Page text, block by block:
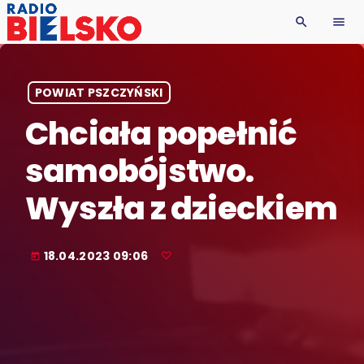
search menu
POWIAT PSZCZYŃSKI
Chciała popełnić
samobójstwo.
Wyszła z dzieckiem
today 18.04.2023 09:06